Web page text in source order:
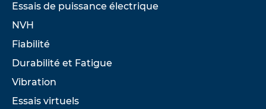
Essais de puissance électrique
NVH
Fiabilité
Durabilité et Fatigue
Vibration
Essais virtuels